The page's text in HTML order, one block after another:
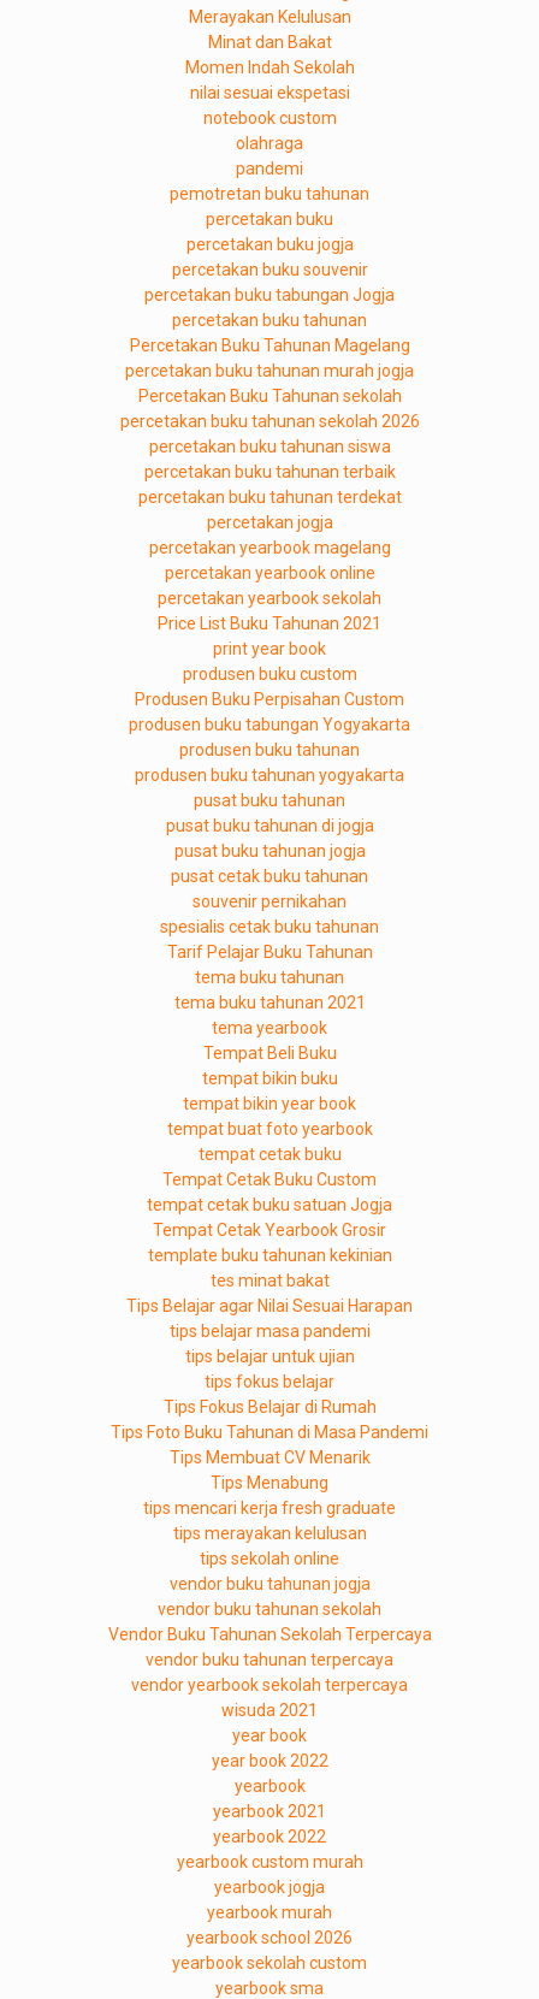
Merayakan Kelulusan
Minat dan Bakat
Momen Indah Sekolah
nilai sesuai ekspetasi
notebook custom
olahraga
pandemi
pemotretan buku tahunan
percetakan buku
percetakan buku jogja
percetakan buku souvenir
percetakan buku tabungan Jogja
percetakan buku tahunan
Percetakan Buku Tahunan Magelang
percetakan buku tahunan murah jogja
Percetakan Buku Tahunan sekolah
percetakan buku tahunan sekolah 2026
percetakan buku tahunan siswa
percetakan buku tahunan terbaik
percetakan buku tahunan terdekat
percetakan jogja
percetakan yearbook magelang
percetakan yearbook online
percetakan yearbook sekolah
Price List Buku Tahunan 2021
print year book
produsen buku custom
Produsen Buku Perpisahan Custom
produsen buku tabungan Yogyakarta
produsen buku tahunan
produsen buku tahunan yogyakarta
pusat buku tahunan
pusat buku tahunan di jogja
pusat buku tahunan jogja
pusat cetak buku tahunan
souvenir pernikahan
spesialis cetak buku tahunan
Tarif Pelajar Buku Tahunan
tema buku tahunan
tema buku tahunan 2021
tema yearbook
Tempat Beli Buku
tempat bikin buku
tempat bikin year book
tempat buat foto yearbook
tempat cetak buku
Tempat Cetak Buku Custom
tempat cetak buku satuan Jogja
Tempat Cetak Yearbook Grosir
template buku tahunan kekinian
tes minat bakat
Tips Belajar agar Nilai Sesuai Harapan
tips belajar masa pandemi
tips belajar untuk ujian
tips fokus belajar
Tips Fokus Belajar di Rumah
Tips Foto Buku Tahunan di Masa Pandemi
Tips Membuat CV Menarik
Tips Menabung
tips mencari kerja fresh graduate
tips merayakan kelulusan
tips sekolah online
vendor buku tahunan jogja
vendor buku tahunan sekolah
Vendor Buku Tahunan Sekolah Terpercaya
vendor buku tahunan terpercaya
vendor yearbook sekolah terpercaya
wisuda 2021
year book
year book 2022
yearbook
yearbook 2021
yearbook 2022
yearbook custom murah
yearbook jogja
yearbook murah
yearbook school 2026
yearbook sekolah custom
yearbook sma